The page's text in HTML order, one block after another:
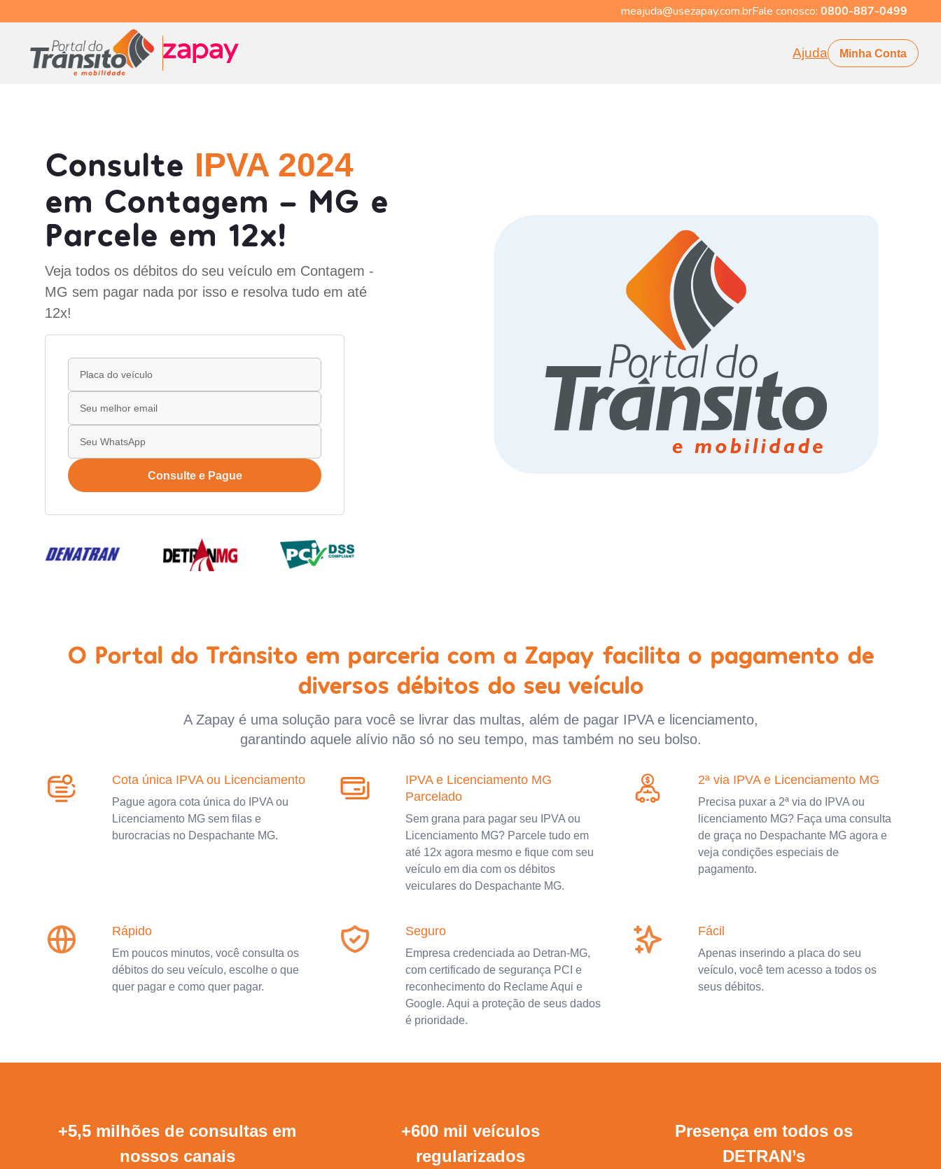
meajuda@usezapay.com.brFale conosco: 0800-887-0499
Ajuda Minha Conta
Consulte IPVA 2024
em Contagem - MG e
Parcele em 12x!
Veja todos os débitos do seu veículo em Contagem -
MG sem pagar nada por isso e resolva tudo em até
12x!
Consulte e Pague
O Portal do Trânsito em parceria com a Zapay facilita o pagamento de
diversos débitos do seu veículo
A Zapay é uma solução para você se livrar das multas, além de pagar IPVA e licenciamento,
garantindo aquele alívio não só no seu tempo, mas também no seu bolso.
Cota única IPVA ou Licenciamento
Pague agora cota única do IPVA ou
Licenciamento MG sem filas e
burocracias no Despachante MG.
IPVA e Licenciamento MG
Parcelado
Sem grana para pagar seu IPVA ou
Licenciamento MG? Parcele tudo em
até 12x agora mesmo e fique com seu
veículo em dia com os débitos
veiculares do Despachante MG.
2ª via IPVA e Licenciamento MG
Precisa puxar a 2ª via do IPVA ou
licenciamento MG? Faça uma consulta
de graça no Despachante MG agora e
veja condições especiais de
pagamento.
Rápido
Em poucos minutos, você consulta os
débitos do seu veículo, escolhe o que
quer pagar e como quer pagar.
Seguro
Empresa credenciada ao Detran-MG,
com certificado de segurança PCI e
reconhecimento do Reclame Aqui e
Google. Aqui a proteção de seus dados
é prioridade.
Fácil
Apenas inserindo a placa do seu
veículo, você tem acesso a todos os
seus débitos.
+5,5 milhões de consultas em
nossos canais
+600 mil veículos
regularizados
Presença em todos os
DETRAN’s